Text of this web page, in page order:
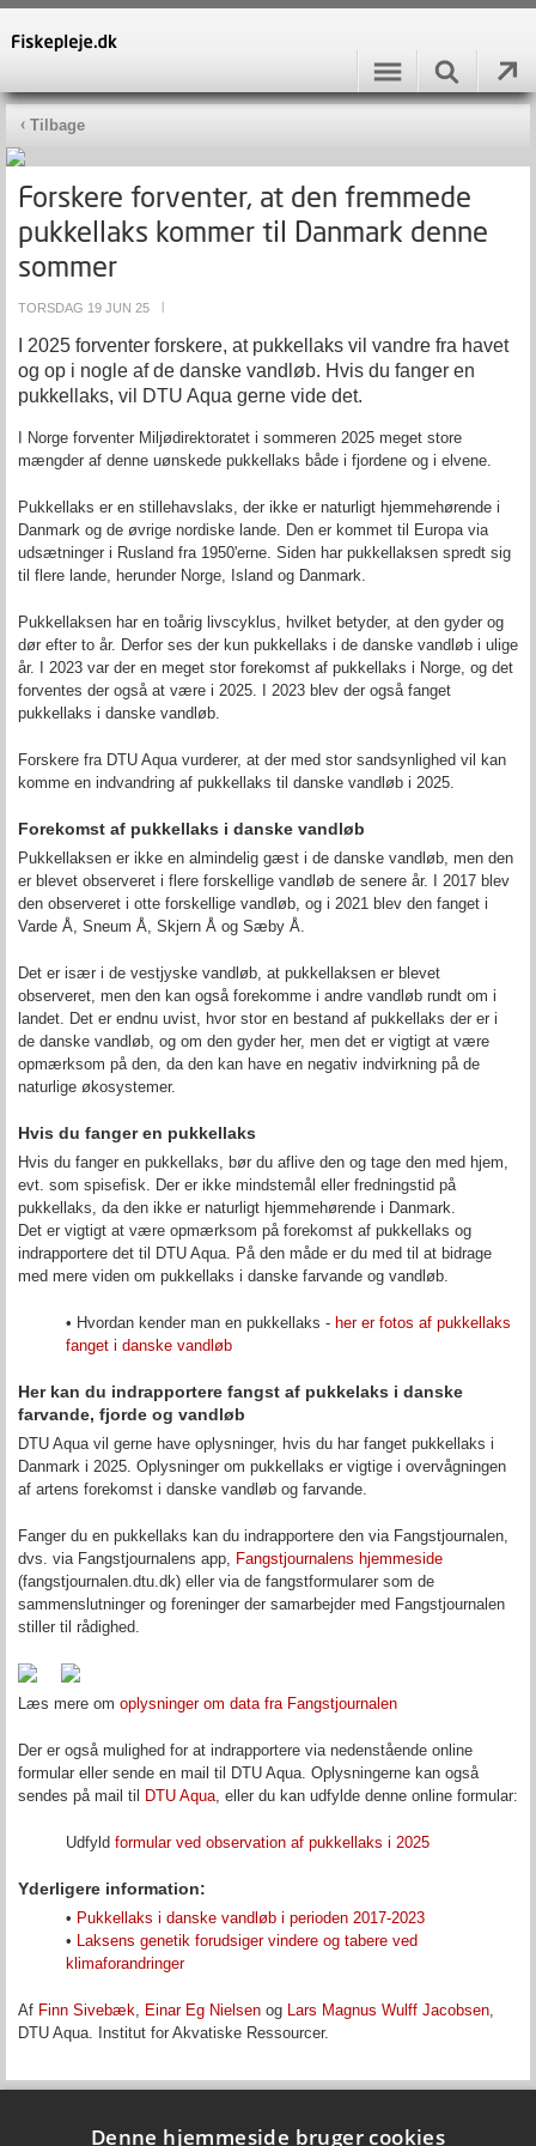
Tilbage
Forskere forventer, at den fremmede
pukkellaks kommer til Danmark denne
sommer
TORSDAG 19 JUN 25
I 2025 forventer forskere, at pukkellaks vil vandre fra havet
og op i nogle af de danske vandløb. Hvis du fanger en
pukkellaks, vil DTU Aqua gerne vide det.
I Norge forventer Miljødirektoratet i sommeren 2025 meget store
mængder af denne uønskede pukkellaks både i fjordene og i elvene.
Pukkellaks er en stillehavslaks, der ikke er naturligt hjemmehørende i
Danmark og de øvrige nordiske lande. Den er kommet til Europa via
udsætninger i Rusland fra 1950'erne. Siden har pukkellaksen spredt sig
til flere lande, herunder Norge, Island og Danmark.
Pukkellaksen har en toårig livscyklus, hvilket betyder, at den gyder og
dør efter to år. Derfor ses der kun pukkellaks i de danske vandløb i ulige
år. I 2023 var der en meget stor forekomst af pukkellaks i Norge, og det
forventes der også at være i 2025. I 2023 blev der også fanget
pukkellaks i danske vandløb.
Forskere fra DTU Aqua vurderer, at der med stor sandsynlighed vil kan
komme en indvandring af pukkellaks til danske vandløb i 2025.
Forekomst af pukkellaks i danske vandløb
Pukkellaksen er ikke en almindelig gæst i de danske vandløb, men den
er blevet observeret i flere forskellige vandløb de senere år. I 2017 blev
den observeret i otte forskellige vandløb, og i 2021 blev den fanget i
Varde Å, Sneum Å, Skjern Å og Sæby Å.
Det er især i de vestjyske vandløb, at pukkellaksen er blevet
observeret, men den kan også forekomme i andre vandløb rundt om i
landet. Det er endnu uvist, hvor stor en bestand af pukkellaks der er i
de danske vandløb, og om den gyder her, men det er vigtigt at være
opmærksom på den, da den kan have en negativ indvirkning på de
naturlige økosystemer.
Hvis du fanger en pukkellaks
Hvis du fanger en pukkellaks, bør du aflive den og tage den med hjem,
evt. som spisefisk. Der er ikke mindstemål eller fredningstid på
pukkellaks, da den ikke er naturligt hjemmehørende i Danmark.
Det er vigtigt at være opmærksom på forekomst af pukkellaks og
indrapportere det til DTU Aqua. På den måde er du med til at bidrage
med mere viden om pukkellaks i danske farvande og vandløb.
• Hvordan kender man en pukkellaks - her er fotos af pukkellaks
fanget i danske vandløb
Her kan du indrapportere fangst af pukkelaks i danske
farvande, fjorde og vandløb
DTU Aqua vil gerne have oplysninger, hvis du har fanget pukkellaks i
Danmark i 2025. Oplysninger om pukkellaks er vigtige i overvågningen
af artens forekomst i danske vandløb og farvande.
Fanger du en pukkellaks kan du indrapportere den via Fangstjournalen,
dvs. via Fangstjournalens app, Fangstjournalens hjemmeside
(fangstjournalen.dtu.dk) eller via de fangstformularer som de
sammenslutninger og foreninger der samarbejder med Fangstjournalen
stiller til rådighed.
Læs mere om oplysninger om data fra Fangstjournalen
Der er også mulighed for at indrapportere via nedenstående online
formular eller sende en mail til DTU Aqua. Oplysningerne kan også
sendes på mail til
DTU Aqua , eller du kan udfylde denne online formular:
Udfyld formular ved observation af pukkellaks i 2025
Yderligere information:
• Pukkellaks i danske vandløb i perioden 2017-2023
•
Laksens genetik forudsiger vindere og tabere ved
klimaforandringer
Af Finn Sivebæk Einar Eg Nielsen og Lars Magnus Wulff Jacobsen
DTU Aqua. Institut for Akvatiske Ressourcer.
Denne hjemmeside bruger cookies